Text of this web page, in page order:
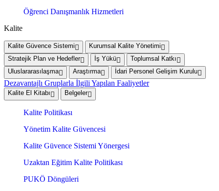
Öğrenci Danışmanlık Hizmetleri
Kalite
Kalite Güvence Sistemi
Kurumsal Kalite Yönetimi
Stratejik Plan ve Hedefler
İş Yükü
Toplumsal Katkı
Uluslararasılaşma
Araştırma İdari Personel Gelişim Kurulu
Dezavantajlı Gruplarla İlgili Yapılan Faaliyetler
Kalite El Kitabı Belgeler
Kalite Politikası
Yönetim Kalite Güvencesi
Kalite Güvence Sistemi Yönergesi
Uzaktan Eğitim Kalite Politikası
PUKÖ Döngüleri